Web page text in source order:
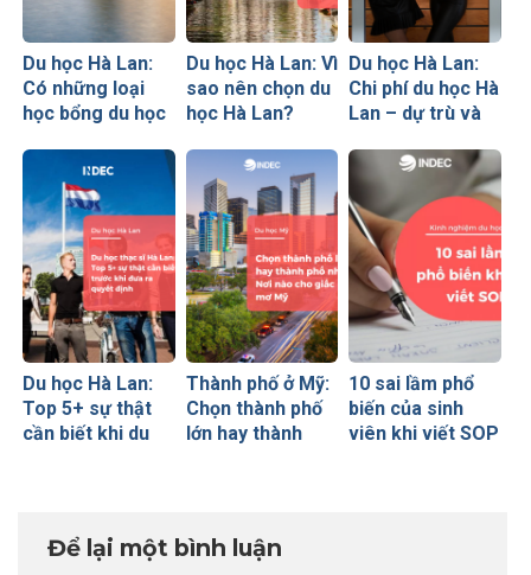
Du học Hà Lan:
Có những loại
học bổng du học
Du học Hà Lan: Vì
sao nên chọn du
học Hà Lan?
trọng bạn cần
biết
Du học Hà Lan:
Chi phí du học Hà
Lan – dự trù và
lưu ý cho du học
sinh
Du học Hà Lan:
Top 5+ sự thật
cần biết khi du
Thành phố ở Mỹ:
Chọn thành phố
lớn hay thành
10 sai lầm phổ
biến của sinh
viên khi viết SOP
Để lại một bình luận